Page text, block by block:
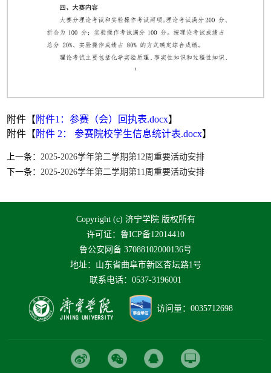
附件【 附件1：参赛（会）回执表.docx】
附件【 附件 2： 参赛院校学生信息统计表.docx】
上一条：2025-2026学年第二学期第12周重要活动安排
下一条：2025-2026学年第二学期第11周重要活动安排
Copyright (c) 济宁学院 版权所有
许可证：鲁ICP备12014410
鲁公安网备 37088102000136号
地址：山东省曲阜市新区杏坛路1号
联系电话：0537-3196001
访问量：0035712698